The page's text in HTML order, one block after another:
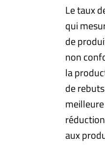
Le taux
qui
de
non
la
de
aux